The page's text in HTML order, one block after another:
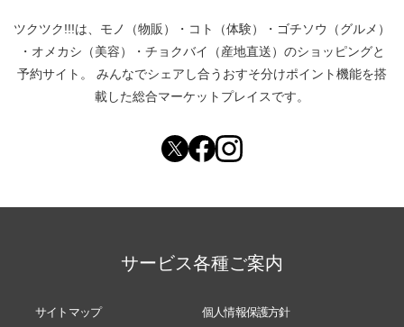
ツクツク!!!は、 モノ（物販） ・ コト（体験） ・ ゴチソウ（グルメ）
・ オメカシ（美容） ・ チョクバイ（産地直送） のショッピングと
予約サイト。
みんなでシェアし合う おすそ分けポイント機能を搭
載した総合マーケットプレイスです。
サービス各種ご案内
サイトマップ 個人情報保護方針